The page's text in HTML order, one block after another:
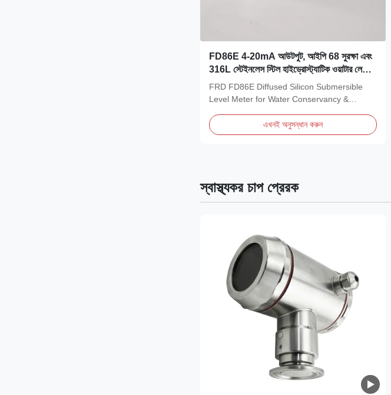
FD86E 4-20mA আউটপুট, আইপি 68 সুরক্ষা এবং
316L স্টেইনলেস স্টিল হাইড্রোস্ট্যাটিক ওয়াটার লেভেল
সেন্সর সহ ডুবযোগ্য লেভেল ট্রান্সমিটার
FRD FD86E Diffused Silicon Submersible
Level Meter for Water Conservancy &
এখনই অনুসন্ধান করুন
স্বাস্থ্যকর চাপ প্রেরক